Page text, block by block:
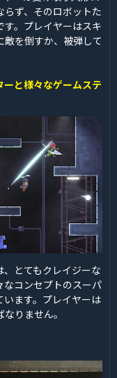
ず、そのロボットた
。プレイヤーはスキ
を倒すか、被弾して
と様々なゲームステ
とてもクレイジーな
コンセプトのスーパ
ます。プレイヤーは
りません。